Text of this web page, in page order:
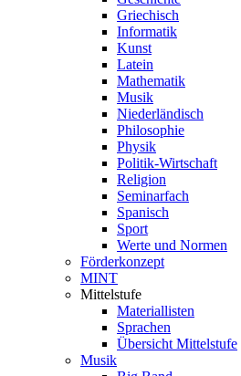
Griechisch
Informatik
Kunst
Latein
Mathematik
Musik
Niederländisch
Philosophie
Physik
Politik-Wirtschaft
Religion
Seminarfach
Spanisch
Sport
Werte und Normen
Förderkonzept
MINT
Mittelstufe
Materiallisten
Sprachen
Übersicht Mittelstufe
Musik